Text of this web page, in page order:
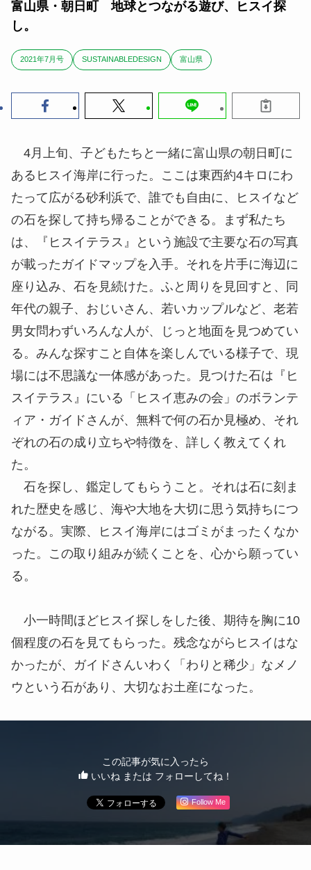
富山県・朝日町 地球とつながる遊び、ヒスイ探
し。
2021年7月号 SUSTAINABLEDESIGN 富山県
4月上旬、子どもたちと一緒に富山県の朝日町に
あるヒスイ海岸に行った。ここは東西約4キロにわ
たって広がる砂利浜で、誰でも自由に、ヒスイなど
の石を探して持ち帰ることができる。まず私たち
は、『ヒスイテラス』という施設で主要な石の写真
が載ったガイドマップを入手。それを片手に海辺に
座り込み、石を見続けた。ふと周りを見回すと、同
年代の親子、おじいさん、若いカップルなど、老若
男女問わずいろんな人が、じっと地面を見つめてい
る。みんな探すこと自体を楽しんでいる様子で、現
場には不思議な一体感があった。見つけた石は『ヒ
スイテラス』にいる「ヒスイ恵みの会」のボランテ
ィア・ガイドさんが、無料で何の石か見極め、それ
ぞれの石の成り立ちや特徴を、詳しく教えてくれ
た。
石を探し、鑑定してもらうこと。それは石に刻ま
れた歴史を感じ、海や大地を大切に思う気持ちにつ
ながる。実際、ヒスイ海岸にはゴミがまったくなか
った。この取り組みが続くことを、心から願ってい
る。
小一時間ほどヒスイ探しをした後、期待を胸に10
個程度の石を見てもらった。残念ながらヒスイはな